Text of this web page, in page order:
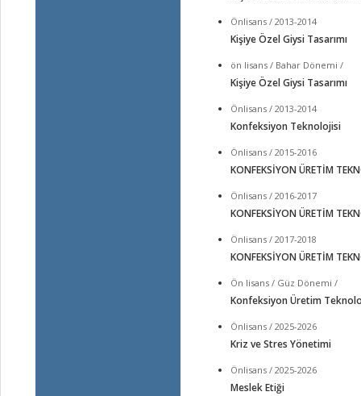
Önlisans / 2013-2014
Kişiye Özel Giysi Tasarımı
ön lisans / Bahar Dönemi /
Kişiye Özel Giysi Tasarımı
Önlisans / 2013-2014
Konfeksiyon Teknolojisi
Önlisans / 2015-2016
KONFEKSİYON ÜRETİM
Önlisans / 2016-2017
KONFEKSİYON ÜRETİM
Önlisans / 2017-2018
KONFEKSİYON ÜRETİM
Ön lisans / Güz Dönemi /
Konfeksiyon Üretim
Önlisans / 2025-2026
Kriz ve Stres Yönetimi
Önlisans / 2025-2026
Meslek Etiği